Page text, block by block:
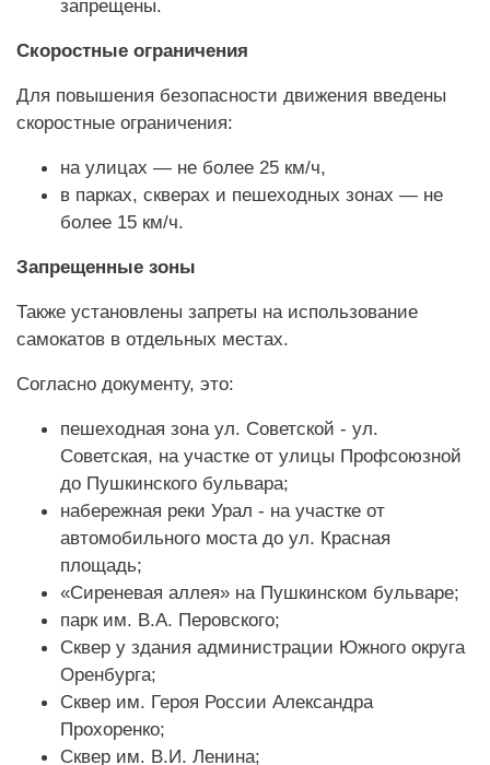
запрещены.
Скоростные ограничения
Для повышения безопасности движения введены
скоростные ограничения:
на улицах — не более 25 км/ч,
в парках, скверах и пешеходных зонах — не
более 15 км/ч.
Запрещенные зоны
Также установлены запреты на использование
самокатов в отдельных местах.
Согласно документу, это:
пешеходная зона ул. Советской - ул.
Советская, на участке от улицы Профсоюзной
до Пушкинского бульвара;
набережная реки Урал - на участке от
автомобильного моста до ул. Красная
площадь;
«Сиреневая аллея» на Пушкинском бульваре;
парк им. В.А. Перовского;
Сквер у здания администрации Южного округа
Оренбурга;
Сквер им. Героя России Александра
Прохоренко;
Сквер им. В.И. Ленина;